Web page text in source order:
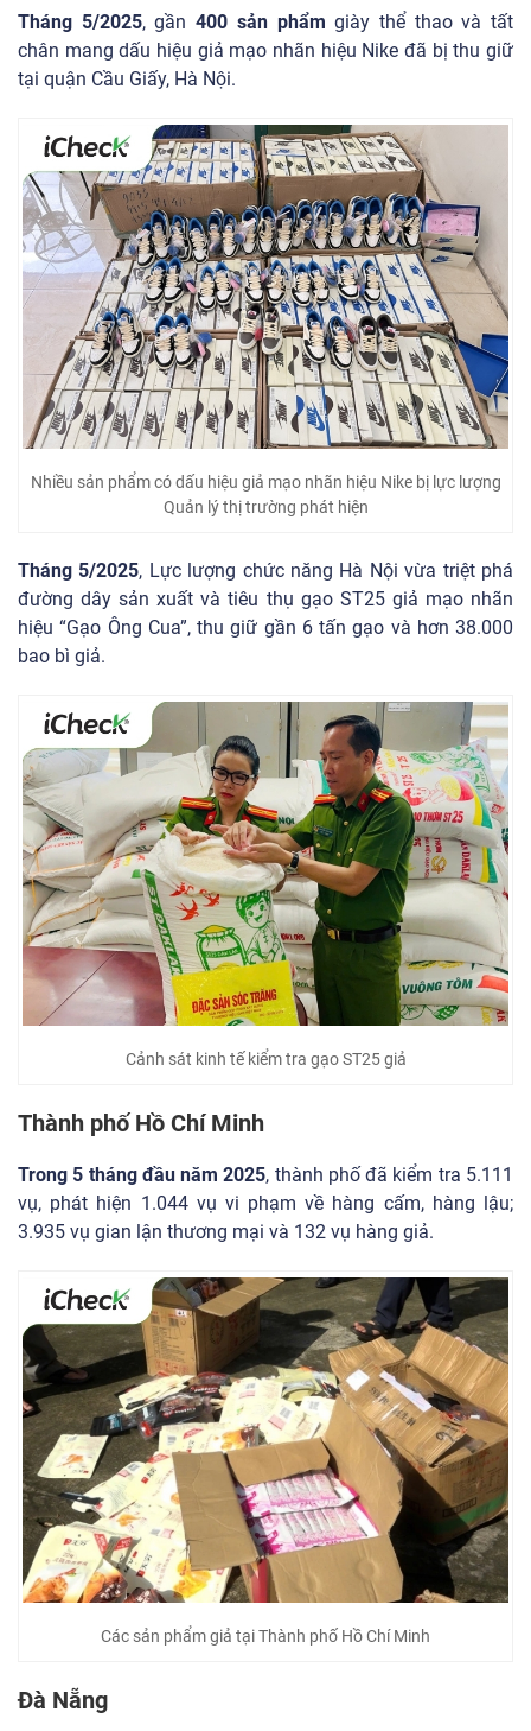
Tháng 5/2025, gần400 sản phẩm giày thể thao và tất
chân mang dấu hiệu giả mạo nhãn hiệu Nike đã bị thu giữ
tại quận Cầu Giấy, Hà Nội.
Nhiều sản phẩm có dấu hiệu giả mạo nhãn hiệu Nike bị lực lượng
Quản lý thị trường phát hiện
Tháng 5/2025, Lực lượng chức năng Hà Nội vừa triệt phá
đường dây sản xuất và tiêu thụ gạo ST25 giả mạo nhãn
hiệu “Gạo Ông Cua”, thu giữ gần 6 tấn gạo và hơn 38.000
bao bì giả.
Cảnh sát kinh tế kiểm tra gạo ST25 giả
Thành phố Hồ Chí Minh
Trong 5 tháng đầu năm 2025, thành phố đã kiểm tra 5.111
vụ, phát hiện 1.044 vụ vi phạm về hàng cấm, hàng lậu;
3.935 vụ gian lận thương mại và 132 vụ hàng giả.
Các sản phẩm giả tại Thành phố Hồ Chí Minh
Đà Nẵng